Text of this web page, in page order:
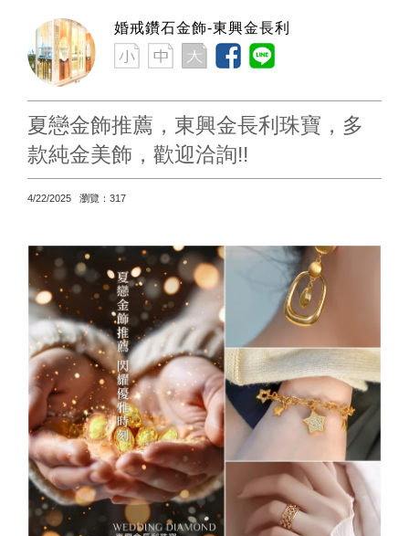
婚戒鑽石金飾-東興金長利
夏戀金飾推薦，東興金長利珠寶，多
款純金美飾，歡迎洽詢!!
4/22/2025 瀏覽：317